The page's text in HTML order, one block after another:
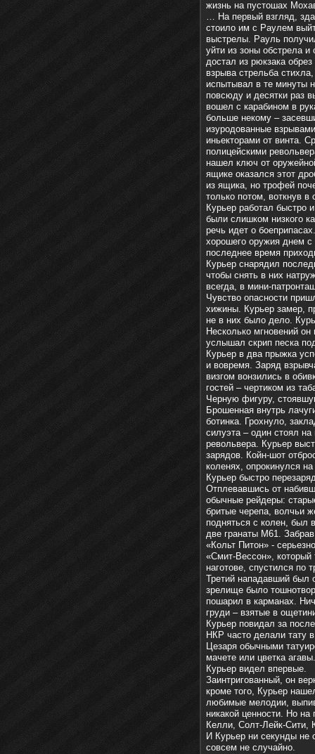
жизнь на пустошах
… На первый взгляд,
стоило им с Раулем
выстрелы. Рауль
уйти из зоны обстрела
достал из рюкзака
взрыва стрельба
испытывал в те минуты
повсюду и десятки раз
вошел с карабином в
больше некому –
изуродованные
иньекторами от винта.
полицейскими
нашел ключ от
ящике оказался этот
из ящика, но трофей
только потом, воткнув
Курьер работал быстро
были слишком низкого
речь идет о
хорошего оружия днем
последнее время
Курьер снарядил
чтобы снять в них
всегда, в мини-
Чувство опасности
хижины. Курьер замер,
не в них было дело.
Несколько мгновений
услышал скрип песка
Курьер в два прыжка
и вовремя. Заряд
визгом вонзились в
гостей – чертиком из
Черную фигуру,
Брошенная внутрь
ботинка. Грохнуло,
силуэта – один стоял на
револьвера. Курьер
зарядов. Койн-шот
коленях, опрокинулся
Курьер быстро
Отплевавшись от
обычные рейдеры:
бритые черепа, волчьи
подняться с колен, был
две гранаты М61.
«Кольт Питон» -
«Смит-Вессон»,
наготове, спустился по
Третий нападавший был
зрелище было
пошарил в карманах.
груди – взятые в
Курьер повидал за
НКР часто делали тату
Цезаря обычными
мачете или цветка
Курьер видел впервые.
Заинтригованный, он
кроме того, Курьер
любимые мелодии,
никакой ценности. Но
Келли, Солт-Лейк-Сити,
И Курьер ни секунды не
совсем не случайно.